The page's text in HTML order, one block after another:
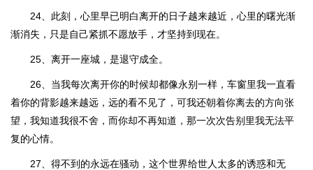
24、此刻，心里早已明白离开的日子越来越近，心里的曙光渐
渐消失，只是自己紧抓不愿放手，才坚持到现在。
25、离开一座城，是退守成全。
26、当我每次离开你的时候却都像永别一样，车窗里我一直看
着你的背影越来越远，远的看不见了，可我还朝着你离去的方向张
望，我知道我很不舍，而你却不再知道，那一次次告别里我无法平
复的心情。
27、得不到的永远在骚动，这个世界给世人太多的诱惑和无